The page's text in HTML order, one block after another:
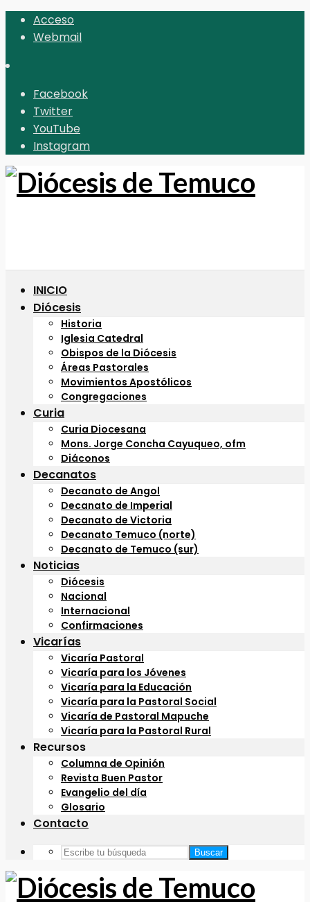
Acceso
Webmail
Facebook
Twitter
YouTube
Instagram
INICIO
Diócesis
Historia
Iglesia Catedral
Obispos de la Diócesis
Áreas Pastorales
Movimientos Apostólicos
Congregaciones
Curia
Curia Diocesana
Mons. Jorge Concha Cayuqueo, ofm
Diáconos
Decanatos
Decanato de Angol
Decanato de Imperial
Decanato de Victoria
Decanato Temuco (norte)
Decanato de Temuco (sur)
Noticias
Diócesis
Nacional
Internacional
Confirmaciones
Vicarías
Vicaría Pastoral
Vicaría para los Jóvenes
Vicaría para la Educación
Vicaría para la Pastoral Social
Vicaría de Pastoral Mapuche
Vicaría para la Pastoral Rural
Recursos
Columna de Opinión
Revista Buen Pastor
Evangelio del día
Glosario
Contacto
Buscar